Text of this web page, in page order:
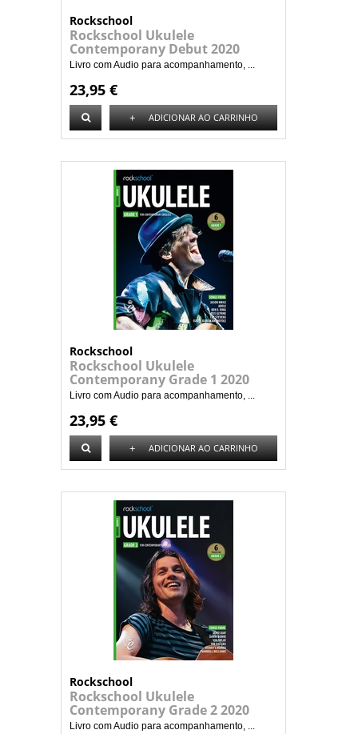
Rockschool
Rockschool Ukulele
Contemporany Debut 2020
Livro com Audio para acompanhamento, ...
23,95 €
+ ADICIONAR AO CARRINHO
Rockschool
Rockschool Ukulele
Contemporany Grade 1 2020
Livro com Audio para acompanhamento, ...
23,95 €
+ ADICIONAR AO CARRINHO
Rockschool
Rockschool Ukulele
Contemporany Grade 2 2020
Livro com Audio para acompanhamento, ...